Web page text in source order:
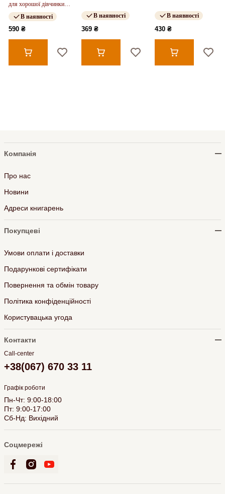
для хорошої дівчинки.
Книга 01
В наявності
590 ₴
В наявності
369 ₴
В наявності
430 ₴
Компанія
Про нас
Новини
Адреси книгарень
Покупцеві
Умови оплати і доставки
Подарункові сертифікати
Повернення та обмін товару
Політика конфіденційності
Користувацька угода
Контакти
Call-center
+38(067) 670 33 11
Графік роботи
Пн-Чт: 9:00-18:00
Пт: 9:00-17:00
Сб-Нд: Вихідний
Соцмережі